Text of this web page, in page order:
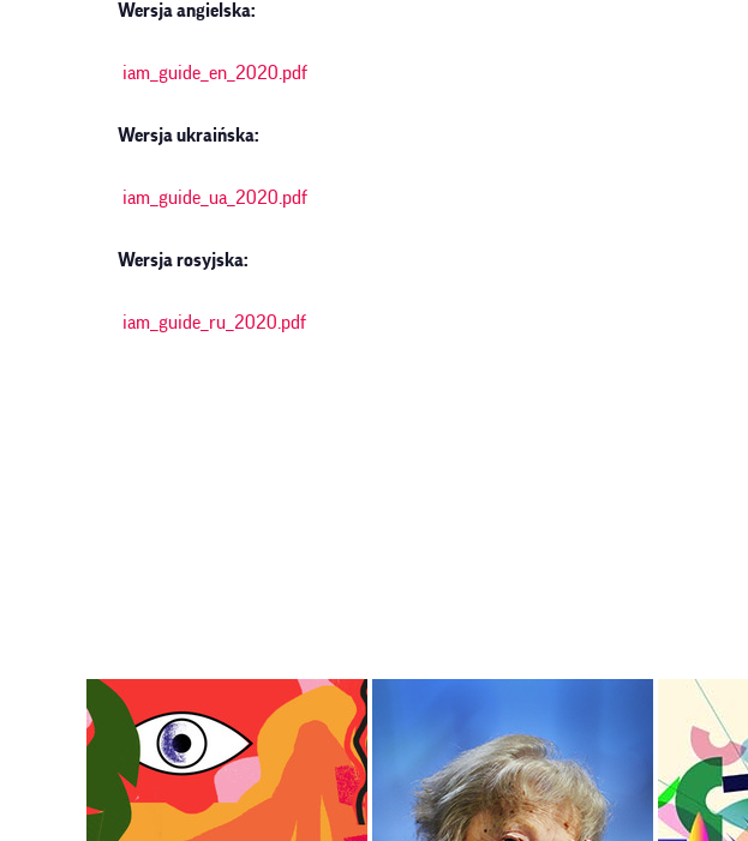
Wersja angielska:
iam_guide_en_2020.pdf
Wersja ukraińska:
iam_guide_ua_2020.pdf
Wersja rosyjska:
iam_guide_ru_2020.pdf